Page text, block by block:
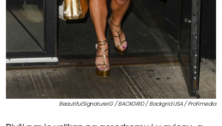
BeautifulSignatureIG / BACKGRID / Backgrid USA / Profimedia